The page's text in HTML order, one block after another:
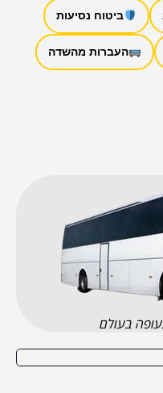
ביטוח נסיעות
העברות מהשדה
בעולם